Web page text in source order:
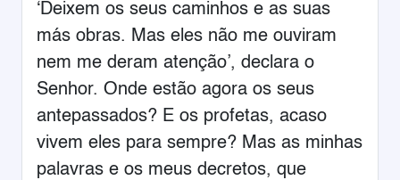
‘Deixem os seus caminhos e as suas
más obras. Mas eles não me ouviram
nem me deram atenção’, declara o
Senhor. Onde estão agora os seus
antepassados? E os profetas, acaso
vivem eles para sempre? Mas as minhas
palavras e os meus decretos, que